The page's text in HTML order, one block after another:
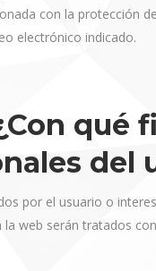
con la protección
electrónico indicado.
qué
del
por el usuario o
web serán tratados